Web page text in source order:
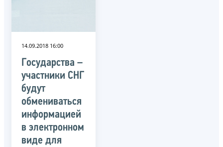
14.09.2018 16:00
Государства –
участники СНГ
будут
обмениваться
информацией
в электронном
виде для